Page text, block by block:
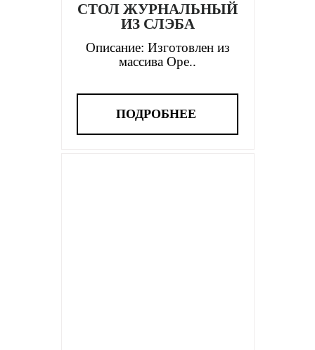
СТОЛ ЖУРНАЛЬНЫЙ
ИЗ СЛЭБА
Описание: Изготовлен из
массива Оре..
ПОДРОБНЕЕ